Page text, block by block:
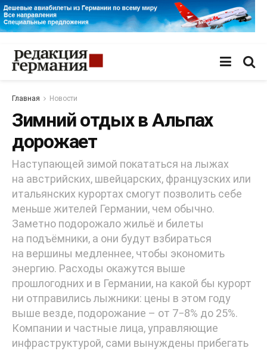
Главная Новости
Зимний отдых в Альпах
дорожает
Наступающей зимой покататься на лыжах
на австрийских, швейцарских, французских или
итальянских курортах смогут позволить себе
меньше жителей Германии, чем обычно.
Заметно подорожало жильё и билеты
на подъёмники, а они будут взбираться
на вершины медленнее, чтобы экономить
энергию. Расходы окажутся выше
прошлогодних и в Германии, на какой бы курорт
ни отправились лыжники: цены в этом году
выше везде, подорожание – от 7−8% до 25%.
Компании и частные лица, управляющие
инфраструктурой, сами вынуждены прибегать